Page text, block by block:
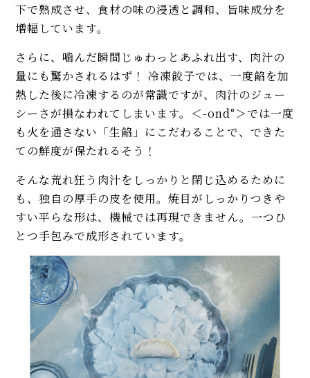
下で熟成させ、食材の味の浸透と調和、旨味成分を
増幅しています。
さらに、噛んだ瞬間じゅわっとあふれ出す、肉汁の
量にも驚かされるはず！ 冷凍餃子では、一度餡を加
熱した後に冷凍するのが常識ですが、肉汁のジュー
シーさが損なわれてしまいます。＜-ond°＞では一度
も火を通さない「生餡」にこだわることで、できた
ての鮮度が保たれるそう！
そんな荒れ狂う肉汁をしっかりと閉じ込めるために
も、独自の厚手の皮を使用。焼目がしっかりつきや
すい平らな形は、機械では再現できません。一つひ
とつ手包みで成形されています。